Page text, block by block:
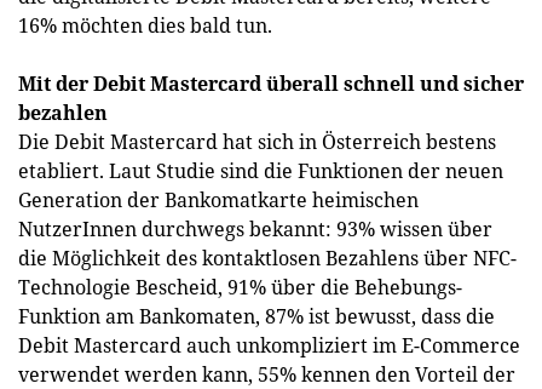
16% möchten dies bald tun.
Mit der Debit Mastercard überall schnell und sicher
bezahlen
Die Debit Mastercard hat sich in Österreich bestens
etabliert. Laut Studie sind die Funktionen der neuen
Generation der Bankomatkarte heimischen
NutzerInnen durchwegs bekannt: 93% wissen über
die Möglichkeit des kontaktlosen Bezahlens über NFC-
Technologie Bescheid, 91% über die Behebungs-
Funktion am Bankomaten, 87% ist bewusst, dass die
Debit Mastercard auch unkompliziert im E-Commerce
verwendet werden kann, 55% kennen den Vorteil der